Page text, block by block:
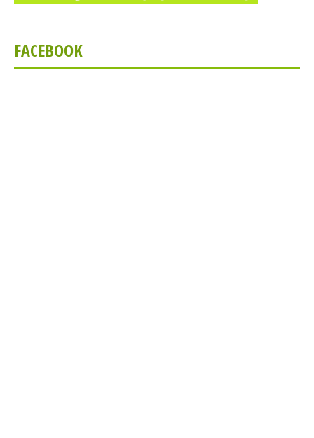
FACEBOOK